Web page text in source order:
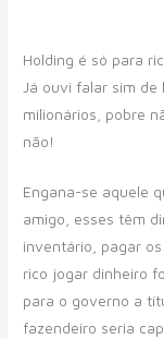
Holding é só para
Já ouvi falar sim de
milionários, pobre
não!
Engana-se aquele
amigo, esses têm
inventário, pagar
rico jogar dinheiro
para o governo a
fazendeiro seria